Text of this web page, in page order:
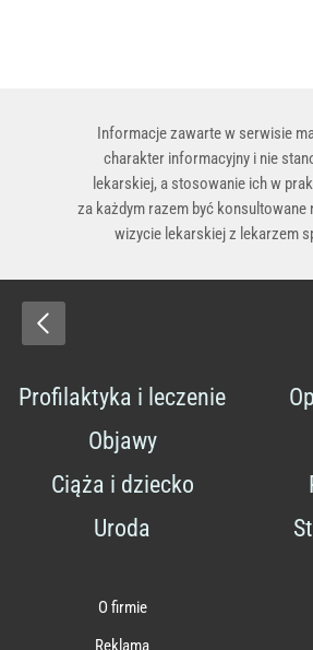
Informacje zawarte w serwisie
charakter informacyjny i nie
lekarskiej, a stosowanie ich w
za każdym razem być konsultowane
wizycie lekarskiej z lekarzem
Profilaktyka i leczenie
Objawy
Ciąża i dziecko
Uroda
O firmie
Reklama